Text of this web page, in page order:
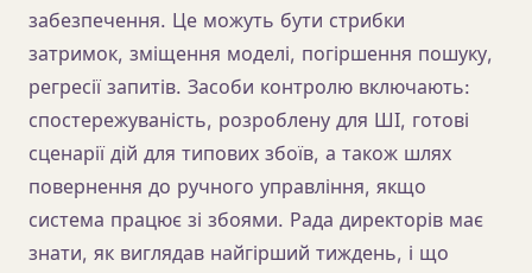
забезпечення. Це можуть бути стрибки
затримок, зміщення моделі, погіршення пошуку,
регресії запитів. Засоби контролю включають:
спостережуваність, розроблену для ШІ, готові
сценарії дій для типових збоїв, а також шлях
повернення до ручного управління, якщо
система працює зі збоями. Рада директорів має
знати, як виглядав найгірший тиждень, і що